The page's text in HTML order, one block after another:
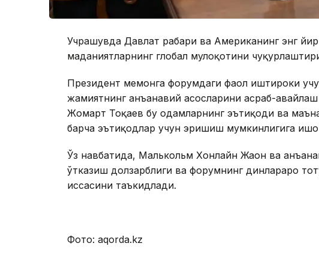
Учрашувда Давлат раҳбари ва Американинг энг
маданиятларнинг глобал мулоқотини
Президент меҳмонга форумдаги фаол иштироки
жамиятнинг анъанавий асосларини асраб-
Жомарт Тоқаев бу одамларнинг эътиқоди ва
барча эътиқодлар учун эришиш мумкинлигига
Ўз навбатида, Малькольм Хонлайн Жаҳон ва
ўтказиш долзарблиги ва форумнинг динлараро
ҳиссасини таъкидлади.
Фото: aqorda.kz